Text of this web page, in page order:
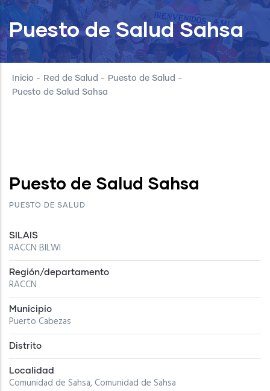
Puesto de Salud Sahsa
Inicio - Red de Salud - Puesto de Salud -
Puesto de Salud Sahsa
Puesto de Salud Sahsa
PUESTO DE SALUD
SILAIS
RACCN BILWI
Región/departamento
RACCN
Municipio
Puerto Cabezas
Distrito
Localidad
Comunidad de Sahsa, Comunidad de Sahsa